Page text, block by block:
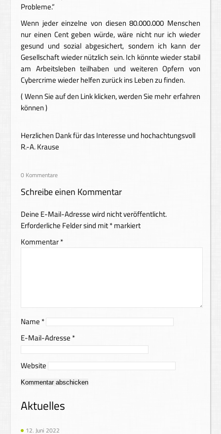
Probleme.“
Wenn jeder einzelne von diesen 80.000.000 Menschen
nur einen Cent geben würde, wäre nicht nur ich wieder
gesund und sozial abgesichert, sondern ich kann der
Gesellschaft wieder nützlich sein. Ich könnte wieder stabil
am Arbeitsleben teilhaben und weiteren Opfern von
Cybercrime wieder helfen zurück ins Leben zu finden.
( Wenn Sie auf den Link klicken, werden Sie mehr erfahren
können )
Herzlichen Dank für das Interesse und hochachtungsvoll
R.-A. Krause
0 Kommentare
Schreibe einen Kommentar
Deine E-Mail-Adresse wird nicht veröffentlicht.
Erforderliche Felder sind mit*markiert
Kommentar*
Name *
E-Mail-Adresse *
Website
Aktuelles
12. Juni 2022